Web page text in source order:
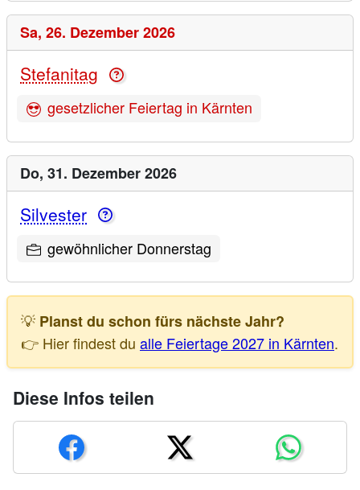
Sa, 26. Dezember 2026
Stefanitag
gesetzlicher Feiertag in Kärnten
Do, 31. Dezember 2026
Silvester
gewöhnlicher Donnerstag
💡 Planst du schon fürs nächste Jahr?
👉 Hier findest du alle Feiertage 2027 in Kärnten.
Diese Infos teilen